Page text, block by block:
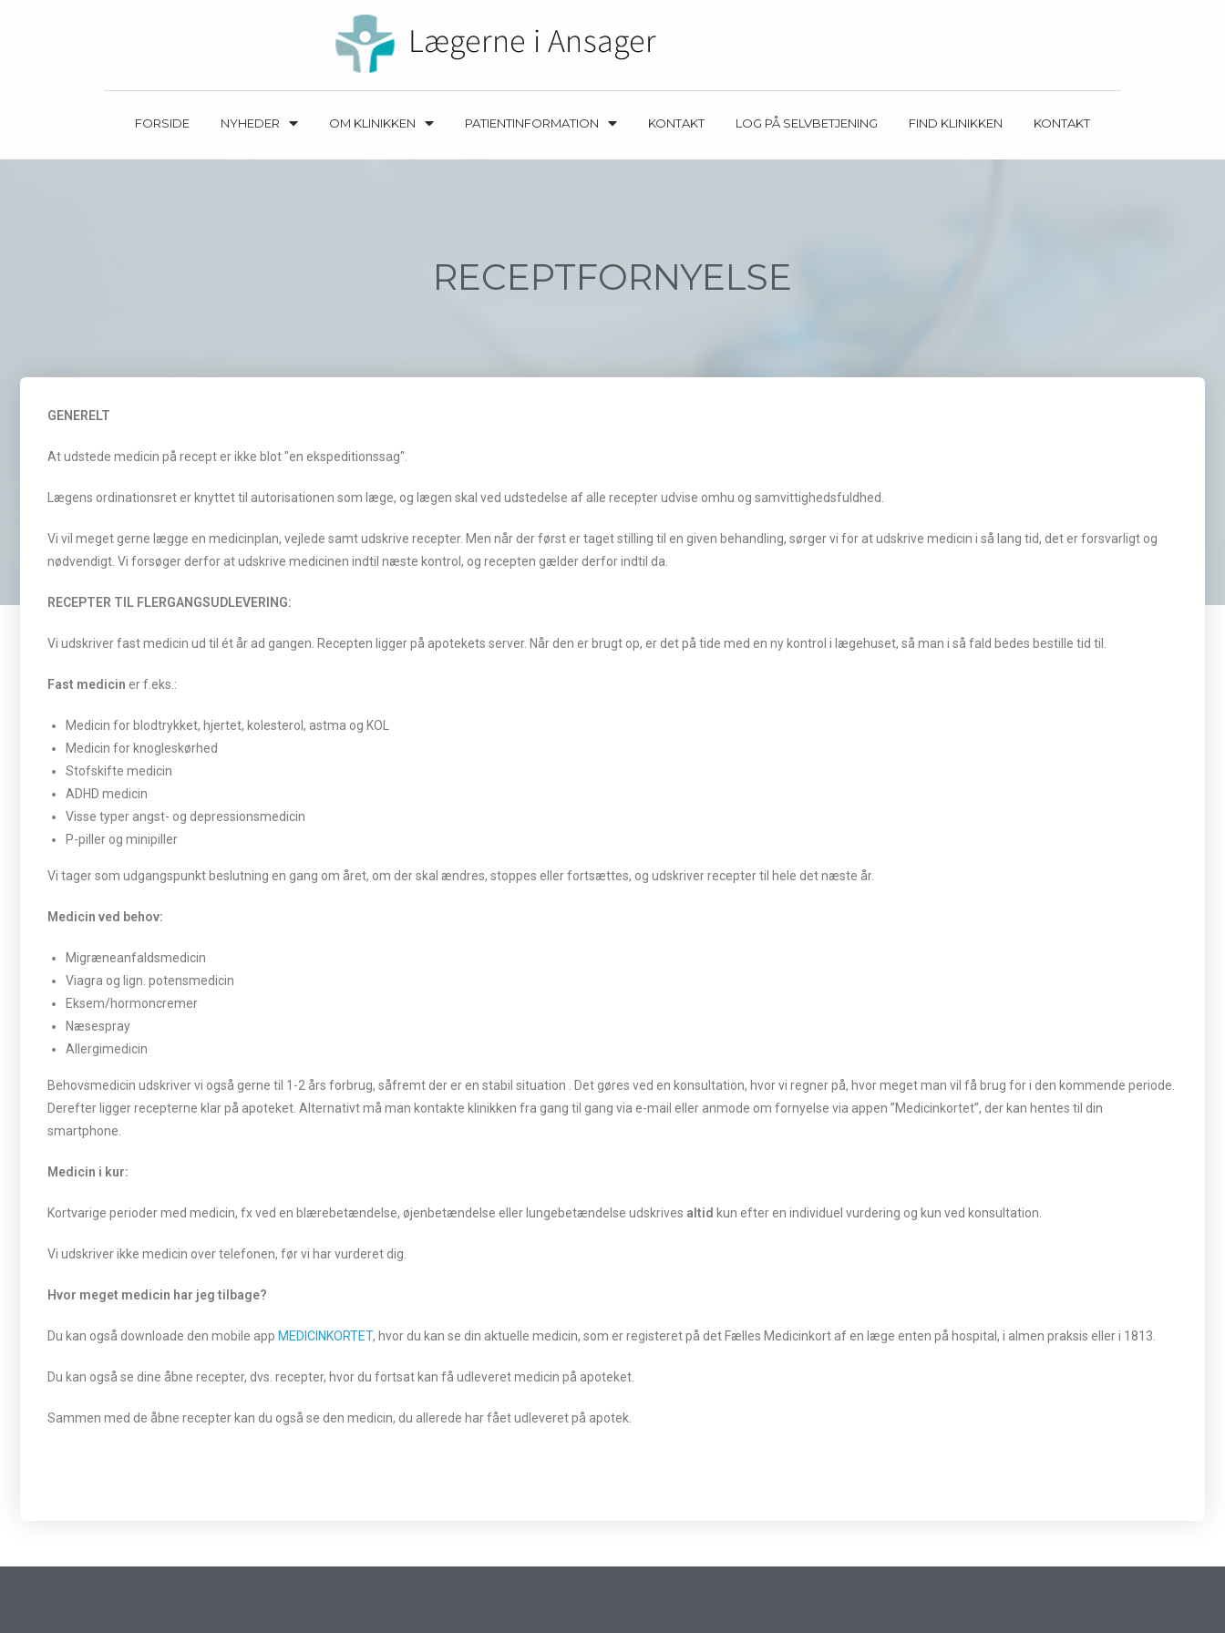
FORSIDE NYHEDER OM KLINIKKEN PATIENTINFORMATION KONTAKT LOG PÅ SELVBETJENING FIND KLINIKKEN KONTAKT
RECEPTFORNYELSE
GENERELT
At udstede medicin på recept er ikke blot "en ekspeditionssag".
Lægens ordinationsret er knyttet til autorisationen som læge, og lægen skal ved udstedelse af alle recepter udvise omhu og samvittighedsfuldhed.
Vi vil meget gerne lægge en medicinplan, vejlede samt udskrive recepter. Men når der først er taget stilling til en given behandling, sørger vi for at udskrive medicin i så lang tid, det er forsvarligt og
nødvendigt. Vi forsøger derfor at udskrive medicinen indtil næste kontrol, og recepten gælder derfor indtil da.
RECEPTER TIL FLERGANGSUDLEVERING:
Vi udskriver fast medicin ud til ét år ad gangen. Recepten ligger på apotekets server. Når den er brugt op, er det på tide med en ny kontrol i lægehuset, så man i så fald bedes bestille tid til.
Fast medicin er f.eks.:
Medicin for blodtrykket, hjertet, kolesterol, astma og KOL
Medicin for knogleskørhed
Stofskifte medicin
ADHD medicin
Visse typer angst- og depressionsmedicin
P-piller og minipiller
Vi tager som udgangspunkt beslutning en gang om året, om der skal ændres, stoppes eller fortsættes, og udskriver recepter til hele det næste år.
Medicin ved behov:
Migræneanfaldsmedicin
Viagra og lign. potensmedicin
Eksem/hormoncremer
Næsespray
Allergimedicin
Behovsmedicin udskriver vi også gerne til 1-2 års forbrug, såfremt der er en stabil situation . Det gøres ved en konsultation, hvor vi regner på, hvor meget man vil få brug for i den kommende periode.
Derefter ligger recepterne klar på apoteket. Alternativt må man kontakte klinikken fra gang til gang via e-mail eller anmode om fornyelse via appen ”Medicinkortet”, der kan hentes til din
smartphone.
Medicin i kur:
Kortvarige perioder med medicin, fx ved en blærebetændelse, øjenbetændelse eller lungebetændelse udskrives altid kun efter en individuel vurdering og kun ved konsultation.
Vi udskriver ikke medicin over telefonen, før vi har vurderet dig.
Hvor meget medicin har jeg tilbage?
Du kan også downloade den mobile app MEDICINKORTET, hvor du kan se din aktuelle medicin, som er registeret på det Fælles Medicinkort af en læge enten på hospital, i almen praksis eller i 1813.
Du kan også se dine åbne recepter, dvs. recepter, hvor du fortsat kan få udleveret medicin på apoteket.
Sammen med de åbne recepter kan du også se den medicin, du allerede har fået udleveret på apotek.